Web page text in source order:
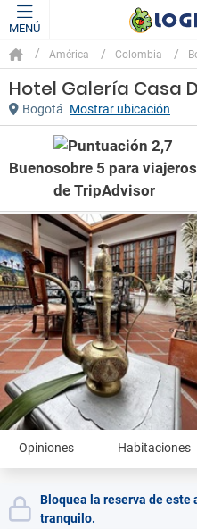
MENÚ
América Colombia
Hotel Galería Casa
Bogotá Mostrar ubicación
Bueno
Opiniones Habitaciones
Bloquea la reserva de
tranquilo.